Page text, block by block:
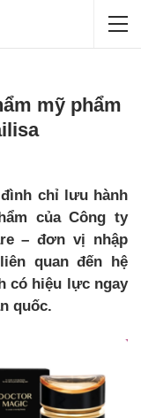
mỹ phẩm
chỉ lưu hành
của Công ty
– đơn vị nhập
quan đến hệ
có hiệu lực ngay
quốc.